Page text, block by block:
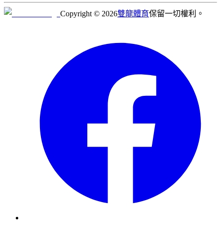
Copyright © 2026雙龍體育保留一切權利。